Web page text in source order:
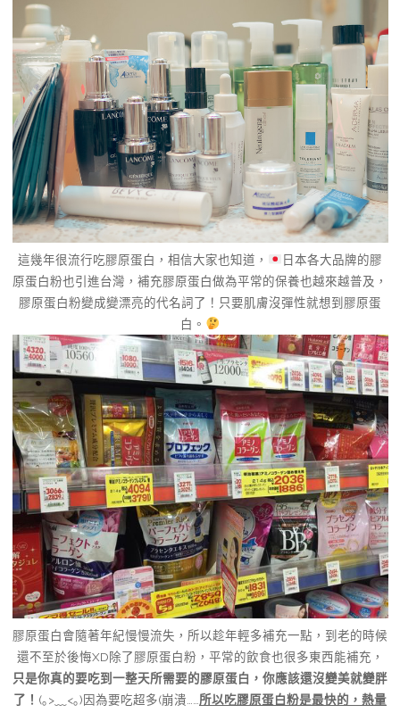
這幾年很流行吃膠原蛋白，相信大家也知道，
日本各大品牌的膠
原蛋白粉也引進台灣，補充膠原蛋白做為平常的保養也越來越普及，
膠原蛋白粉變成變漂亮的代名詞了！只要肌膚沒彈性就想到膠原蛋
白。
膠原蛋白會隨著年紀慢慢流失，所以趁年輕多補充一點，到老的時候
還不至於後悔XD除了膠原蛋白粉，平常的飲食也很多東西能補充，
只是你真的要吃到一整天所需要的膠原蛋白，你應該還沒變美就變胖
了！ (｡>﹏<｡)因為要吃超多(崩潰……所以吃膠原蛋白粉是最快的，熱量